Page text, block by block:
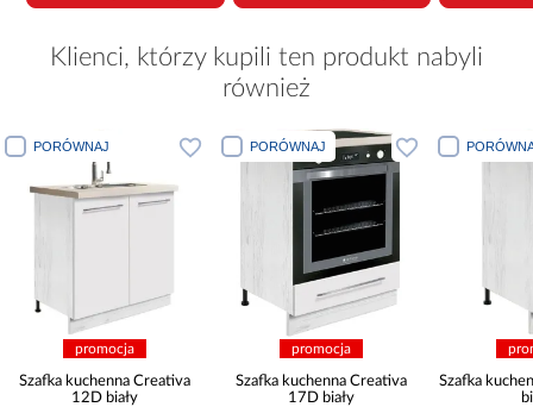
Klienci, którzy kupili ten produkt nabyli
również
PORÓWNAJ
promocja
Szafka kuchenna Creativa
12D biały
PORÓWNAJ
promocja
Szafka kuchenna Creativa
17D biały
Szafka